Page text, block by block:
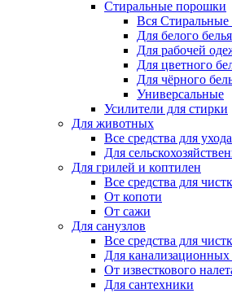
Стиральные порошки
Вся
Для белого белья
Для рабочей
Для цветного
Для чёрного
Универсальные
Усилители для стирки
Для животных
Все средства для
Для
Для грилей и коптилен
Все средства для
От копоти
От сажи
Для санузлов
Все средства для
Для канализационных
От известкового
Для сантехники